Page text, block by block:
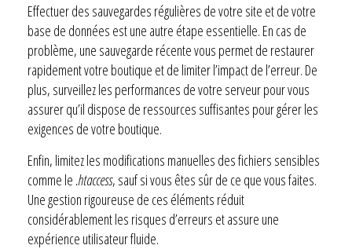
Effectuer des sauvegardes régulières de votre site et de votre
base de données est une autre étape essentielle. En cas de
problème, une sauvegarde récente vous permet de restaurer
rapidement votre boutique et de limiter l’impact de l’erreur. De
plus, surveillez les performances de votre serveur pour vous
assurer qu’il dispose de ressources suffisantes pour gérer les
exigences de votre boutique.
Enfin, limitez les modifications manuelles des fichiers sensibles
comme le .htaccess, sauf si vous êtes sûr de ce que vous faites.
Une gestion rigoureuse de ces éléments réduit
considérablement les risques d’erreurs et assure une
expérience utilisateur fluide.